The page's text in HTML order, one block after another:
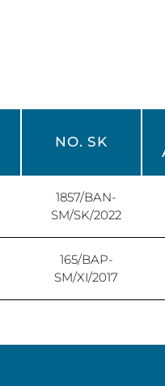
NO. SK
1857/BAN-
SM/SK/2022
165/BAP-
SM/XI/2017